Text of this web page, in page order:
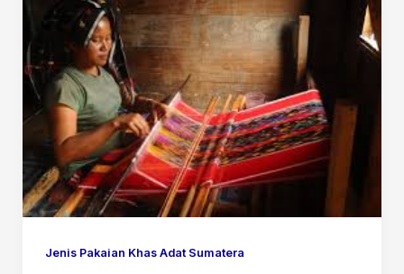
Jenis Pakaian Khas Adat Sumatera